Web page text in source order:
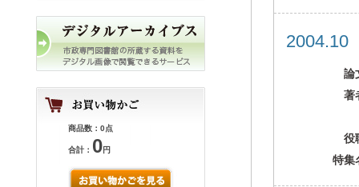
商品数：0点
合計： 0円
論
著
役
特集